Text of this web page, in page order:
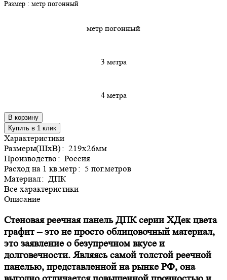
Размер : метр погонный
метр погонный
3 метра
4 метра
В корзину
Купить в 1 клик
Характеристики
Размеры(ШхВ): 219х26мм
Производство: Россия
Расход на 1 кв.метр: 5 пог.метров
Материал: ДПК
Все характеристики
Описание
Стеновая реечная панель ДПК серии ХДек цвета
графит – это не просто облицовочный материал,
это заявление о безупречном вкусе и
долговечности. Являясь самой толстой реечной
панелью, представленной на рынке РФ, она